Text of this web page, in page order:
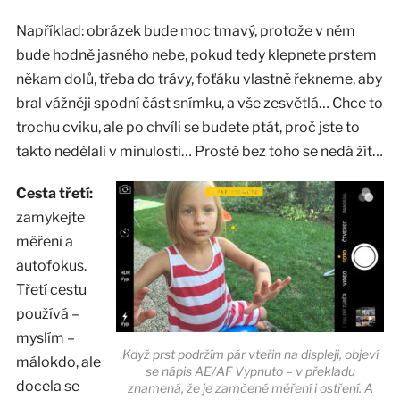
Například: obrázek bude moc tmavý, protože v něm
bude hodně jasného nebe, pokud tedy klepnete prstem
někam dolů, třeba do trávy, foťáku vlastně řekneme, aby
bral vážněji spodní část snímku, a vše zesvětlá… Chce to
trochu cviku, ale po chvíli se budete ptát, proč jste to
takto nedělali v minulosti… Prostě bez toho se nedá žít…
Když prst podržím pár vteřin na displeji, objeví
se nápis AE/AF Vypnuto – v překladu
znamená, že je zamčené měření i ostření. A
Cesta třetí:
zamykejte
měření a
autofokus.
Třetí cestu
používá –
myslím –
málokdo, ale
docela se